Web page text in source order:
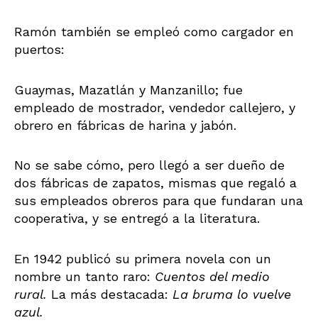
Ramón también se empleó como cargador en
puertos:
Guaymas, Mazatlán y Manzanillo; fue
empleado de mostrador, vendedor callejero, y
obrero en fábricas de harina y jabón.
No se sabe cómo, pero llegó a ser dueño de
dos fábricas de zapatos, mismas que regaló a
sus empleados obreros para que fundaran una
cooperativa, y se entregó a la literatura.
En 1942 publicó su primera novela con un
nombre un tanto raro: Cuentos del medio
rural. La más destacada: La bruma lo vuelve
azul.